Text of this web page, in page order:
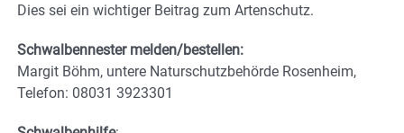
Dies sei ein wichtiger Beitrag zum Artenschutz.
Schwalbennester melden/bestellen:
Margit Böhm, untere Naturschutzbehörde Rosenheim,
Telefon: 08031 3923301